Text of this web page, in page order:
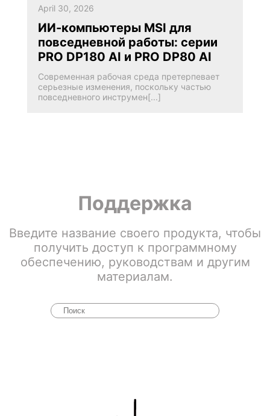
April 30, 2026
ИИ-компьютеры MSI для
повседневной работы: серии
PRO DP180 AI и PRO DP80 AI
Современная рабочая среда претерпевает
серьезные изменения, поскольку частью
повседневного инструмен[...]
Поддержка
Введите название своего продукта, чтобы
получить доступ к программному
обеспечению, руководствам и другим
материалам.